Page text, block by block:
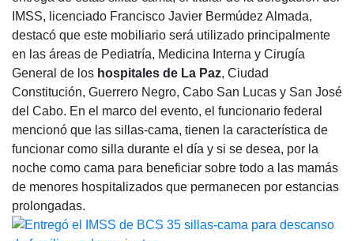
IMSS, licenciado Francisco Javier Bermúdez Almada,
destacó que este mobiliario será utilizado principalmente
en las áreas de Pediatría, Medicina Interna y Cirugía
General de los hospitales de La Paz, Ciudad
Constitución, Guerrero Negro, Cabo San Lucas y San José
del Cabo. En el marco del evento, el funcionario federal
mencionó que las sillas-cama, tienen la característica de
funcionar como silla durante el día y si se desea, por la
noche como cama para beneficiar sobre todo a las mamás
de menores hospitalizados que permanecen por estancias
prolongadas.